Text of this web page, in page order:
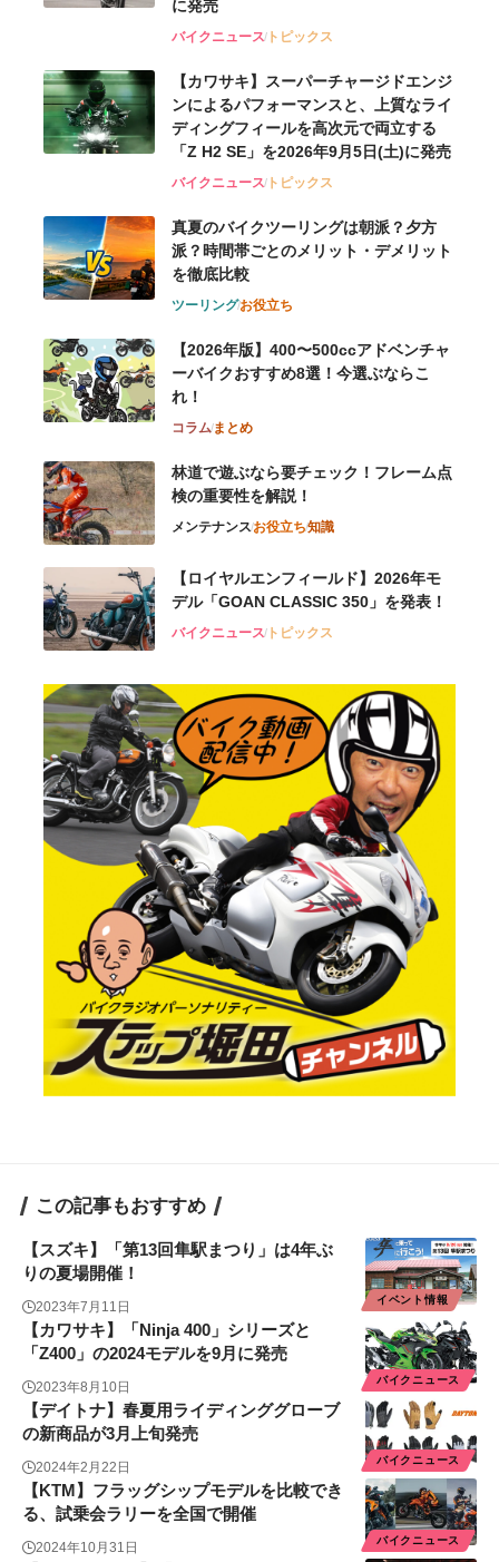
に発売
バイクニューストピックス
【カワサキ】スーパーチャージドエンジ
ンによるパフォーマンスと、上質なライ
ディングフィールを高次元で両立する
「Z H2 SE」を2026年9月5日(土)に発売
バイクニューストピックス
真夏のバイクツーリングは朝派？夕方
派？時間帯ごとのメリット・デメリット
を徹底比較
ツーリングお役立ち
【2026年版】400〜500ccアドベンチャ
ーバイクおすすめ8選！今選ぶならこ
れ！
コラムまとめ
林道で遊ぶなら要チェック！フレーム点
検の重要性を解説！
メンテナンスお役立ち知識
【ロイヤルエンフィールド】2026年モ
デル「GOAN CLASSIC 350」を発表！
バイクニューストピックス
この記事もおすすめ
イベント情報
【スズキ】「第13回隼駅まつり」は4年ぶ
りの夏場開催！
2023年7月11日
バイクニュース
【カワサキ】「Ninja 400」シリーズと
「Z400」の2024モデルを9月に発売
2023年8月10日
バイクニュース
【デイトナ】春夏用ライディンググローブ
の新商品が3月上旬発売
2024年2月22日
バイクニュース
【KTM】フラッグシップモデルを比較でき
る、試乗会ラリーを全国で開催
2024年10月31日